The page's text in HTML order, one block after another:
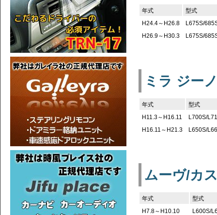
年式
型式
H24.4～H26.8
L675S/
H26.9～H30.3
L675S/
ミラ ジー
年式
型式
H11.3～H16.11
L700S/
H16.11～H21.3
L650S/
ムーヴ/カ
年式
型式
H7.8～H10.10
L600S/